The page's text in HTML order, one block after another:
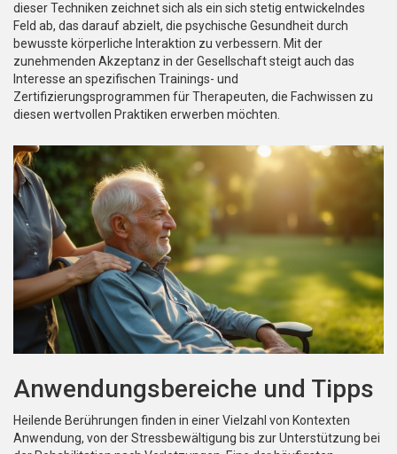
dieser Techniken zeichnet sich als ein sich stetig entwickelndes
Feld ab, das darauf abzielt, die psychische Gesundheit durch
bewusste körperliche Interaktion zu verbessern. Mit der
zunehmenden Akzeptanz in der Gesellschaft steigt auch das
Interesse an spezifischen Trainings- und
Zertifizierungsprogrammen für Therapeuten, die Fachwissen zu
diesen wertvollen Praktiken erwerben möchten.
Anwendungsbereiche und Tipps
Heilende Berührungen finden in einer Vielzahl von Kontexten
Anwendung, von der Stressbewältigung bis zur Unterstützung bei